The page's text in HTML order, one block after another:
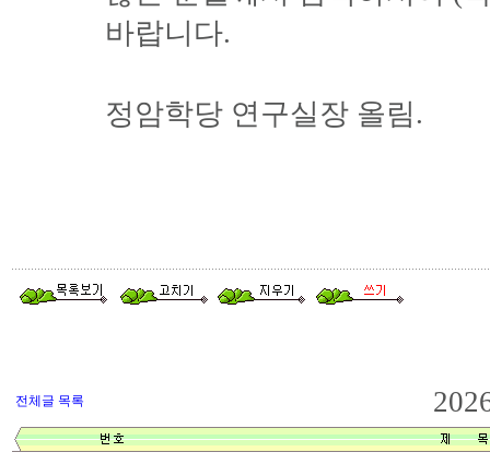
바랍니다.
정암학당 연구실장 올림.
전체글 목록